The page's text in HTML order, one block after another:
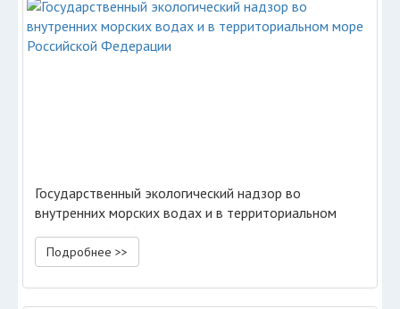
Государственный экологический надзор во
внутренних морских водах и в территориальном
море Российской Федерации
Подробнее >>